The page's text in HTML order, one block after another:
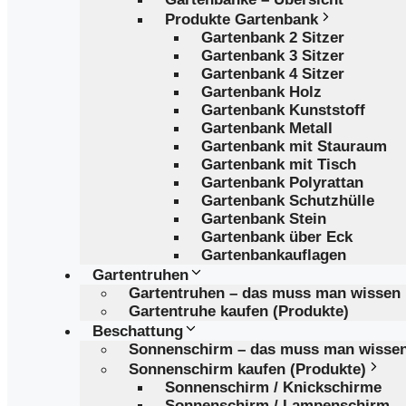
Produkte Gartenbank
Gartenbank 2 Sitzer
Gartenbank 3 Sitzer
Gartenbank 4 Sitzer
Gartenbank Holz
Gartenbank Kunststoff
Gartenbank Metall
Gartenbank mit Stauraum
Gartenbank mit Tisch
Gartenbank Polyrattan
Gartenbank Schutzhülle
Gartenbank Stein
Gartenbank über Eck
Gartenbankauflagen
Gartentruhen
Gartentruhen – das muss man wissen
Gartentruhe kaufen (Produkte)
Beschattung
Sonnenschirm – das muss man
Sonnenschirm kaufen (Produkte)
Sonnenschirm / Knickschirme